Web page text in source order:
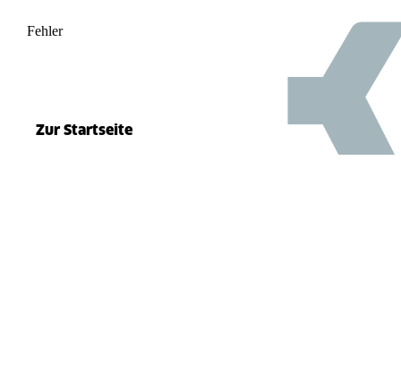
Fehler 500
Zur Startseite